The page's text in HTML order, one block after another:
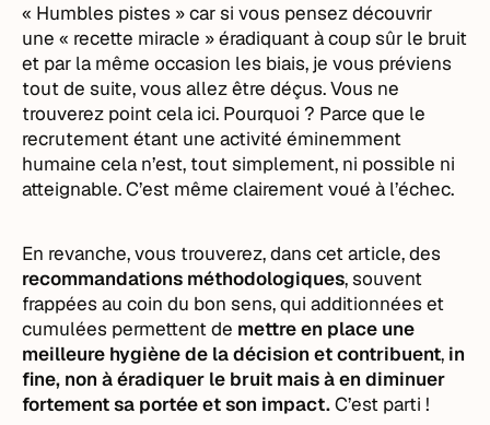
« Humbles pistes » car si vous pensez découvrir
une « recette miracle » éradiquant à coup sûr le bruit
et par la même occasion les biais, je vous préviens
tout de suite, vous allez être déçus. Vous ne
trouverez point cela ici. Pourquoi ? Parce que le
recrutement étant une activité éminemment
humaine cela n’est, tout simplement, ni possible ni
atteignable. C’est même clairement voué à l’échec.
En revanche, vous trouverez, dans cet article, des
recommandations méthodologiques, souvent
frappées au coin du bon sens, qui additionnées et
cumulées permettent de mettre en place une
meilleure hygiène de la décision et contribuent, in
fine, non à éradiquer le bruit mais à en diminuer
fortement sa portée et son impact.C’est parti !